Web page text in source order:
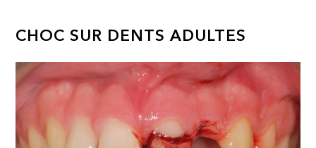
CHOC SUR DENTS ADULTES